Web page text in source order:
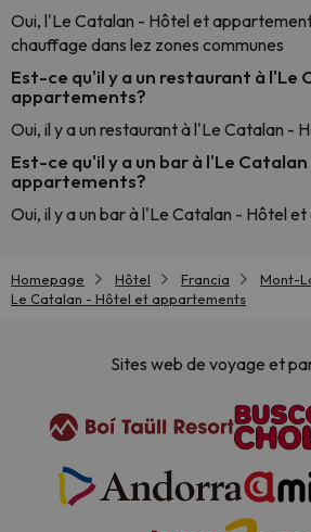
Oui, l'Le Catalan - Hôtel et
chauffage dans lez zones communes
Est-ce qu'il y a un restaurant à l'Le
appartements?
Oui, il y a un restaurant à l'Le Catalan -
Est-ce qu'il y a un bar à l'Le
appartements?
Oui, il y a un bar à l'Le Catalan - Hôtel
Homepage Hôtel Francia
Mont-
Le Catalan - Hôtel et appartements
Sites web de voyage et